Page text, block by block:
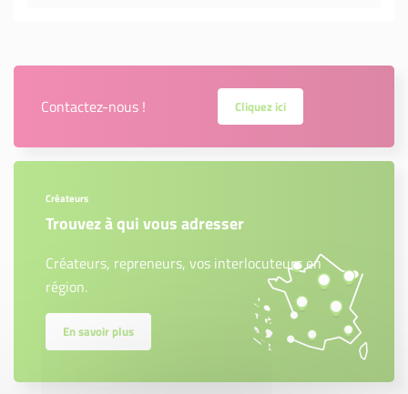
Contactez-nous ! Cliquez ici
Créateurs
Trouvez à qui vous adresser
Créateurs, repreneurs, vos interlocuteurs en
région.
En savoir plus